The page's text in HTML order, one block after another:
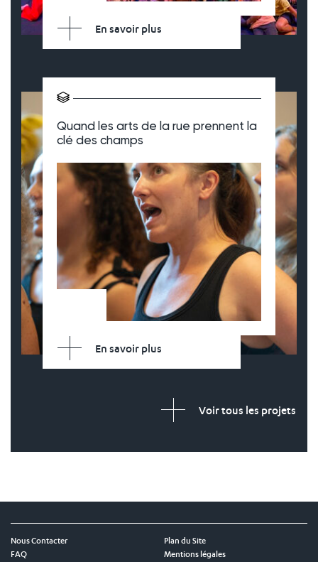
En savoir plus
Quand les arts de la rue prennent la
clé des champs
En savoir plus
Voir tous les projets
Nous Contacter
FAQ
Plan du Site
Mentions légales